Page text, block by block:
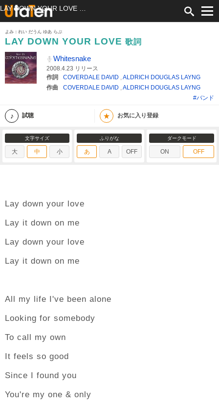
よみ：れい だうん ゆあ らぶ
LAY DOWN YOUR LOVE 歌詞
Whitesnake
2008.4.23 リリース
作詞
COVERDALE DAVID ,ALDRICH DOUGLAS LAYNG
作曲
COVERDALE DAVID ,ALDRICH DOUGLAS LAYNG
#バンド
試聴 ★ お気に入り登録
文字サイズ
大 中 小
ふりがな
あ A OFF
ダークモード
ON OFF
Lay down your love
Lay it down on me
Lay down your love
Lay it down on me
All my life I've been alone
Looking for somebody
To call my own
It feels so good
Since I found you
You're my one & only